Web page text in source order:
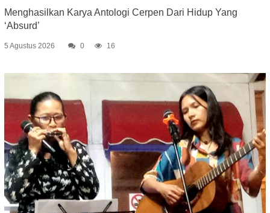
Menghasilkan Karya Antologi Cerpen Dari Hidup Yang
‘Absurd’
5 Agustus 2026 0 16